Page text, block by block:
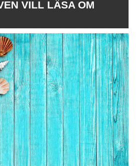
VILL LÄSA OM